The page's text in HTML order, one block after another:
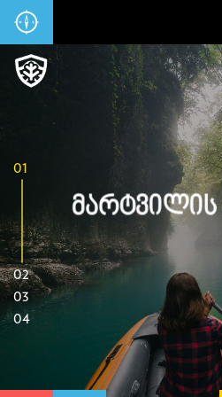
01
02
03
04
Მარტვილის